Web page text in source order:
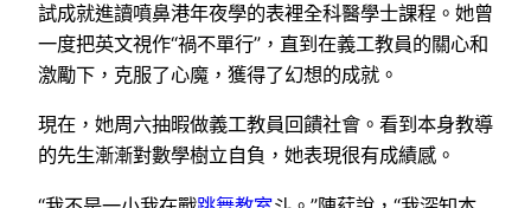
試成就進讀噴鼻港年夜學的表裡全科醫學士課程。她曾
一度把英文視作“禍不單行”，直到在義工教員的關心和
激勵下，克服了心魔，獲得了幻想的成就。
現在，她周六抽暇做義工教員回饋社會。看到本身教導
的先生漸漸對數學樹立自負，她表現很有成績感。